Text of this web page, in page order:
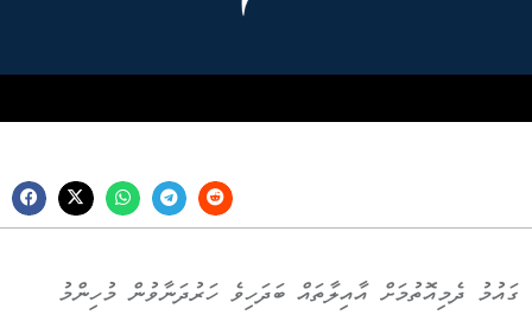
ގައުމު ދެމިއޮތުމަށް އާއިލާތައް ބަދަހިވެ ހަރުދަނާވުން މުހިންމު